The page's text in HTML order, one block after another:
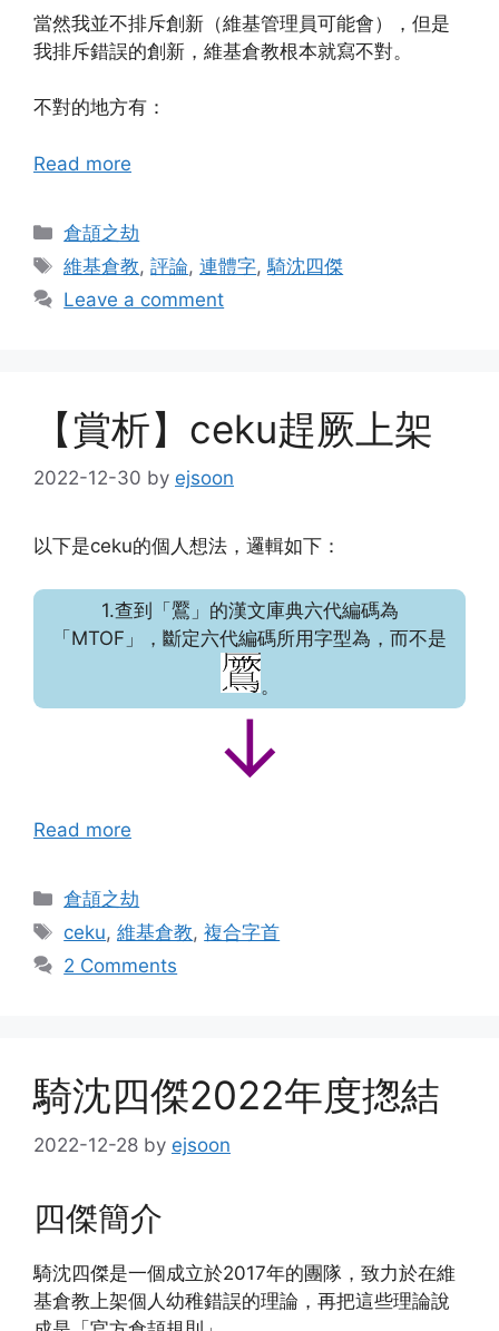
當然我並不排斥創新（維基管理員可能會），但是
我排斥錯誤的創新，維基倉教根本就寫不對。
不對的地方有：
Read more
Categories
倉頡之劫
Tags
維基倉教,評論,連體字,騎沈四傑
Leave a comment
【賞析】ceku趕厥上架
2022-12-30 by ejsoon
以下是ceku的個人想法，邏輯如下：
1.查到「鷢」的漢文庫典六代編碼為
「MTOF」，斷定六代編碼所用字型為 ，而不是
。
↓
Read more
Categories
倉頡之劫
Tags
ceku,維基倉教,複合字首
2 Comments
騎沈四傑2022年度揔結
2022-12-28 by ejsoon
四傑簡介
騎沈四傑是一個成立於2017年的團隊，致力於在維
基倉教上架個人幼稚錯誤的理論，再把這些理論說